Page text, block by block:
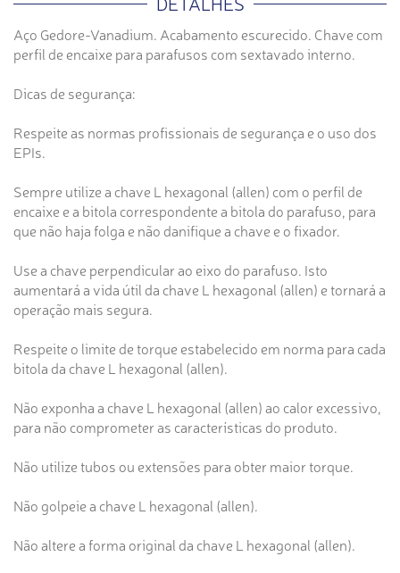
Aço Gedore-Vanadium. Acabamento escurecido. Chave com
perfil de encaixe para parafusos com sextavado interno.
Dicas de segurança:
Respeite as normas profissionais de segurança e o uso dos
EPIs.
Sempre utilize a chave L hexagonal (allen) com o perfil de
encaixe e a bitola correspondente a bitola do parafuso, para
que não haja folga e não danifique a chave e o fixador.
Use a chave perpendicular ao eixo do parafuso. Isto
aumentará a vida útil da chave L hexagonal (allen) e tornará a
operação mais segura.
Respeite o limite de torque estabelecido em norma para cada
bitola da chave L hexagonal (allen).
Não exponha a chave L hexagonal (allen) ao calor excessivo,
para não comprometer as características do produto.
Não utilize tubos ou extensões para obter maior torque.
Não golpeie a chave L hexagonal (allen).
Não altere a forma original da chave L hexagonal (allen).